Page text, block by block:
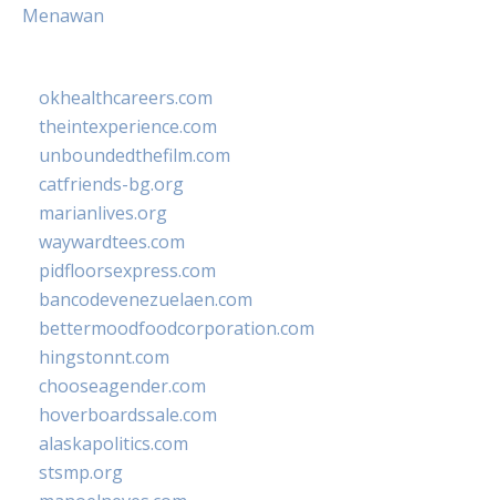
Menawan
okhealthcareers.com
theintexperience.com
unboundedthefilm.com
catfriends-bg.org
marianlives.org
waywardtees.com
pidfloorsexpress.com
bancodevenezuelaen.com
bettermoodfoodcorporation.com
hingstonnt.com
chooseagender.com
hoverboardssale.com
alaskapolitics.com
stsmp.org